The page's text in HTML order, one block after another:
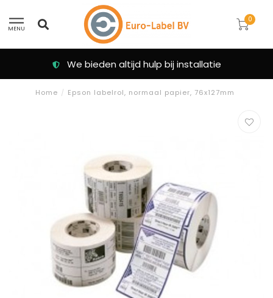
MENU
0
We bieden altijd hulp bij installatie
Home / Epson labelrol, normaal papier, 76x127mm